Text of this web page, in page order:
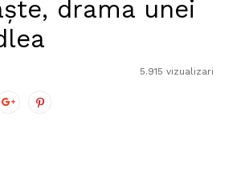
drama unei
5.915 vizualizari